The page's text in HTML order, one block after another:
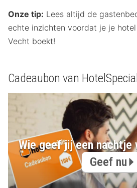
Onze tip: Lees altijd de
echte inzichten voordat je je
Vecht boekt!
Cadeaubon van
Wie geef jij een nachtje
Geef nu